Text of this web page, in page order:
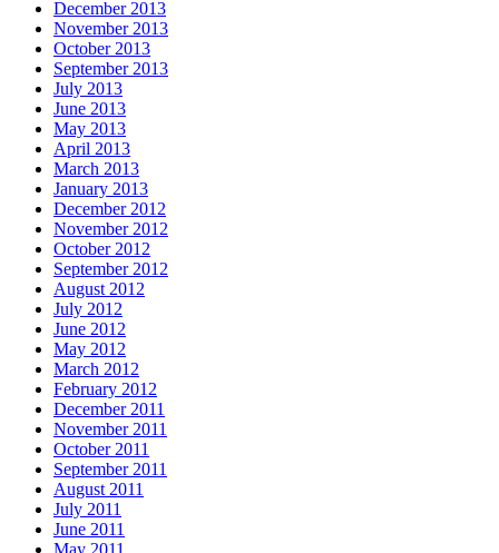
December 2013
November 2013
October 2013
September 2013
July 2013
June 2013
May 2013
April 2013
March 2013
January 2013
December 2012
November 2012
October 2012
September 2012
August 2012
July 2012
June 2012
May 2012
March 2012
February 2012
December 2011
November 2011
October 2011
September 2011
August 2011
July 2011
June 2011
May 2011